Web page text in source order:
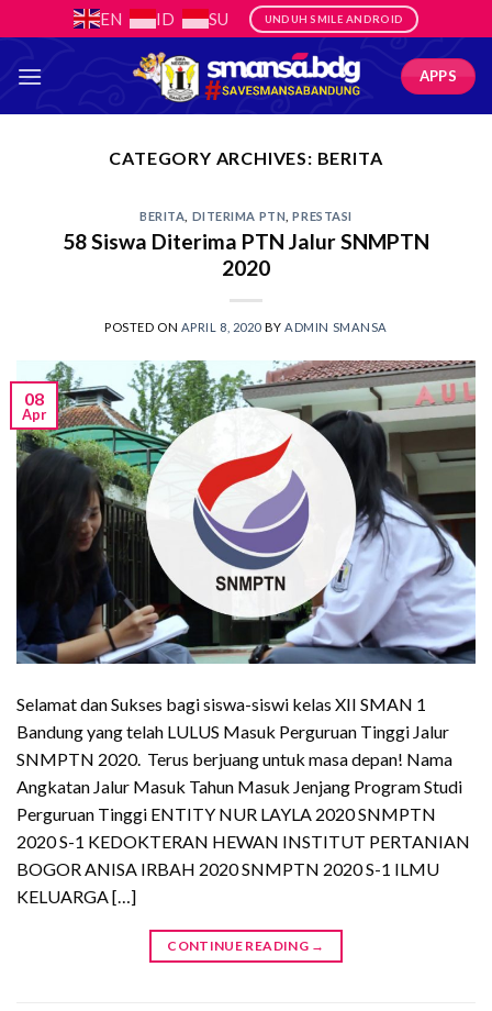
to
content
EN ID SU UNDUH SMILE ANDROID
APPS
CATEGORY ARCHIVES: BERITA
BERITA DITERIMA PTN ,PRESTASI
58 Siswa Diterima PTN Jalur SNMPTN
2020
POSTED ON APRIL 8, 2020BY ADMIN SMANSA
08
Apr
Selamat dan Sukses bagi siswa-siswi kelas XII SMAN 1
Bandung yang telah LULUS Masuk Perguruan Tinggi Jalur
SNMPTN 2020. Terus berjuang untuk masa depan! Nama
Angkatan Jalur Masuk Tahun Masuk Jenjang Program Studi
Perguruan Tinggi ENTITY NUR LAYLA 2020 SNMPTN
2020 S-1 KEDOKTERAN HEWAN INSTITUT PERTANIAN
BOGOR ANISA IRBAH 2020 SNMPTN 2020 S-1 ILMU
KELUARGA […]
CONTINUE READING →